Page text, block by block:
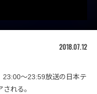
2018.07.12
23:00～23:59放送の日本テ
れる。